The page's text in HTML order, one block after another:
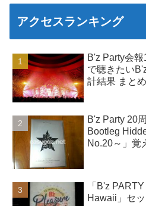
アクセスランキング
B'z Party会
で聴きたい
計結果 まとめ
B'z Party 20
Bootleg
No.20～」覚
「B'z
Hawaii」セ